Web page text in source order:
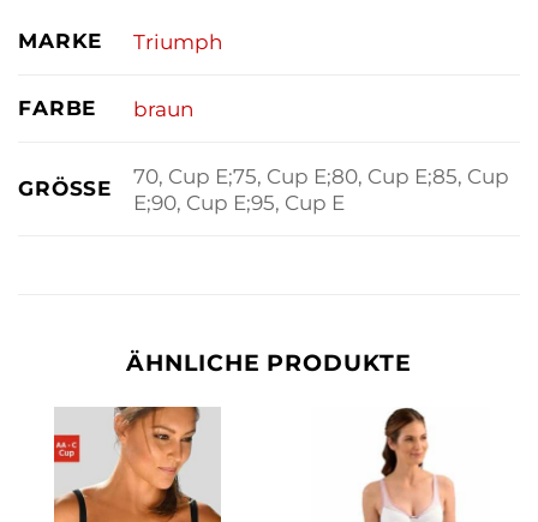
MARKE Triumph
FARBE braun
GRÖSSE
70, Cup E;75, Cup E;80, Cup E;85, Cup
E;90, Cup E;95, Cup E
ÄHNLICHE PRODUKTE